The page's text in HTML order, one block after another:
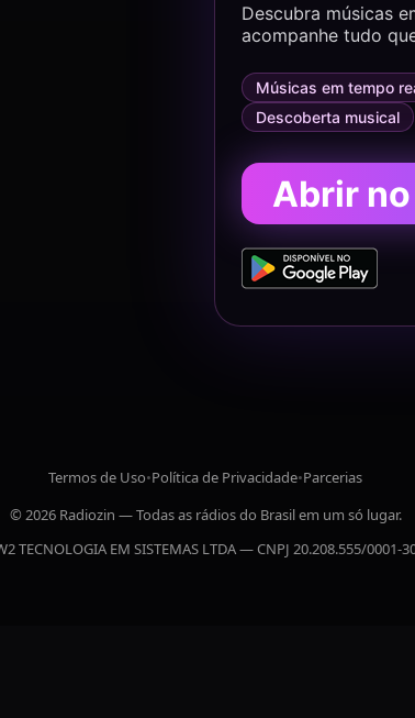
Descubra músicas
acompanhe tudo
Músicas em tempo
Descoberta musical
Abrir
Termos de Uso•Política de Privacidade•Parcerias
© 2026 Radiozin — Todas as rádios do Brasil em um só lugar.
TECNOLOGIA EM SISTEMAS LTDA — CNPJ 20.208.555/0001-